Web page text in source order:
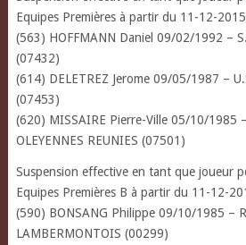
Equipes Premières à partir du 11-12-2015
(563) HOFFMANN Daniel 09/02/1992 –
(07432)
(614) DELETREZ Jerome 09/05/1987 –
(07453)
(620) MISSAIRE Pierre-Ville 05/10/1985 –
OLEYENNES REUNIES (07501)
Suspension effective en tant que joueur
Equipes Premières B à partir du 11-12-
(590) BONSANG Philippe 09/10/1985 –
LAMBERMONTOIS (00299)